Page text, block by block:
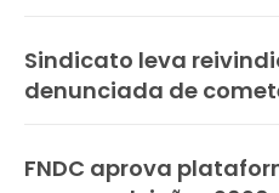
Sindicato leva
denunciada de
FNDC aprova